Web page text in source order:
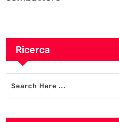
Ricerca